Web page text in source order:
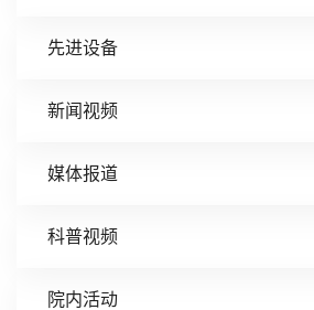
先进设备
新闻视频
媒体报道
科普视频
院内活动